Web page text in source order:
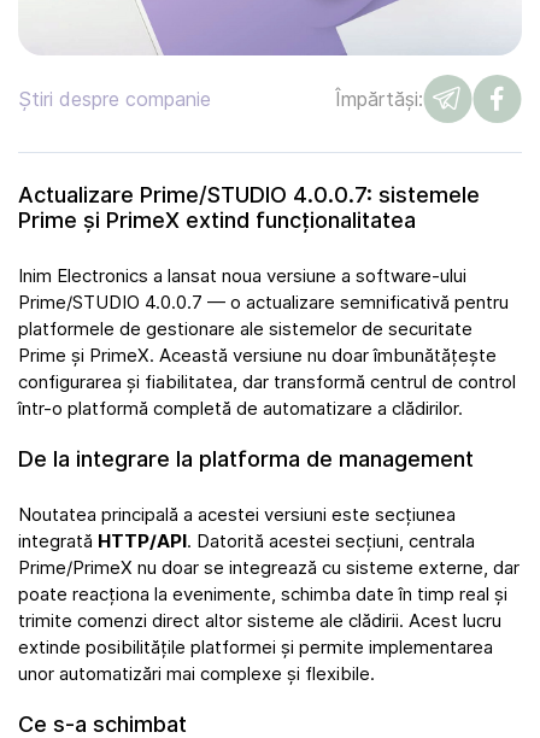
Știri despre companie Împărtăși:
Actualizare Prime/STUDIO 4.0.0.7: sistemele
Prime și PrimeX extind funcționalitatea
Inim Electronics a lansat noua versiune a software-ului
Prime/STUDIO 4.0.0.7 — o actualizare semnificativă pentru
platformele de gestionare ale sistemelor de securitate
Prime și PrimeX. Această versiune nu doar îmbunătățește
configurarea și fiabilitatea, dar transformă centrul de control
într-o platformă completă de automatizare a clădirilor.
De la integrare la platforma de management
Noutatea principală a acestei versiuni este secțiunea
integrată HTTP/API. Datorită acestei secțiuni, centrala
Prime/PrimeX nu doar se integrează cu sisteme externe, dar
poate reacționa la evenimente, schimba date în timp real și
trimite comenzi direct altor sisteme ale clădirii. Acest lucru
extinde posibilitățile platformei și permite implementarea
unor automatizări mai complexe și flexibile.
Ce s-a schimbat